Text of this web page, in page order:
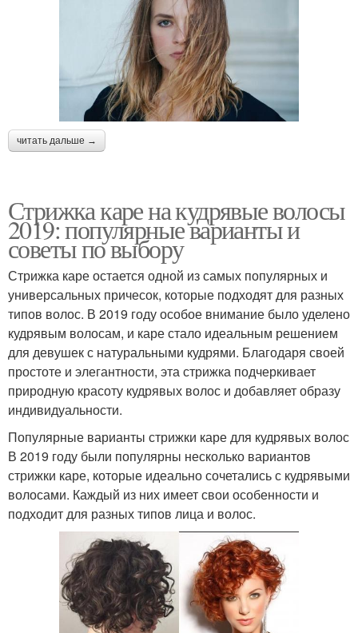
читать дальше →
Стрижка каре на кудрявые волосы
2019: популярные варианты и
советы по выбору
Стрижка каре остается одной из самых популярных и
универсальных причесок, которые подходят для разных
типов волос. В 2019 году особое внимание было уделено
кудрявым волосам, и каре стало идеальным решением
для девушек с натуральными кудрями. Благодаря своей
простоте и элегантности, эта стрижка подчеркивает
природную красоту кудрявых волос и добавляет образу
индивидуальности.
Популярные варианты стрижки каре для кудрявых волос
В 2019 году были популярны несколько вариантов
стрижки каре, которые идеально сочетались с кудрявыми
волосами. Каждый из них имеет свои особенности и
подходит для разных типов лица и волос.